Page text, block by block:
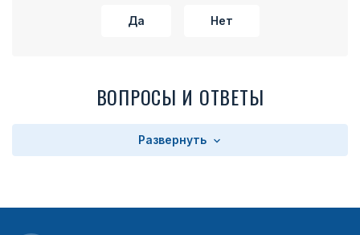
Да Нет
ВОПРОСЫ И ОТВЕТЫ
Развернуть